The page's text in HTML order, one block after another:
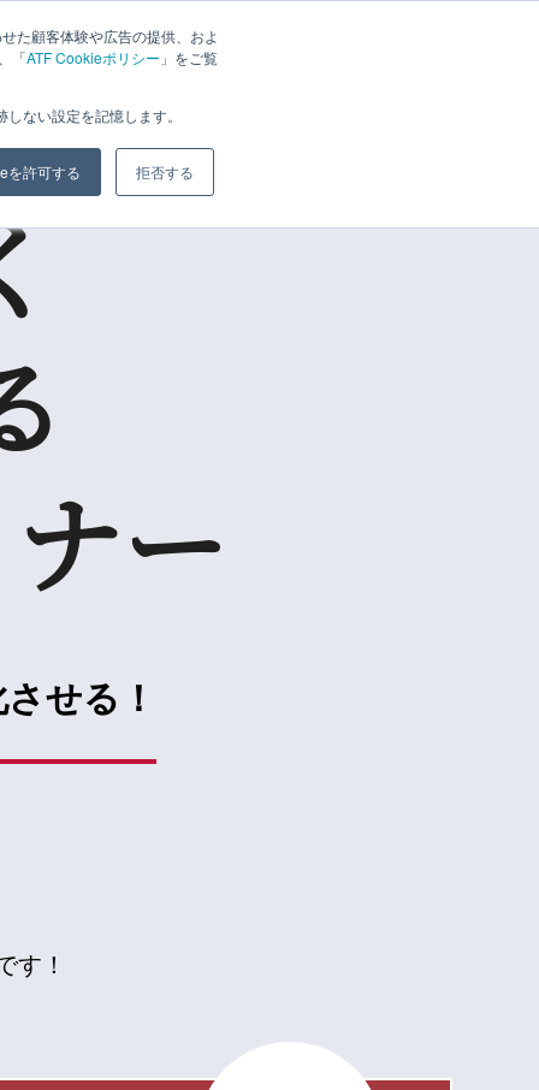
た顧客体験や広告の提供、およ
「ATF Cookieポリシー 」をご覧
ない設定を記憶します。
を許可する 拒否する
ー
せる！
す！